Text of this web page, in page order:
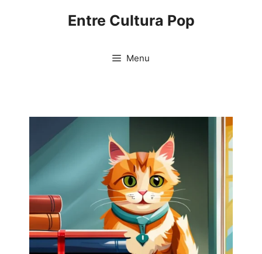
Entre Cultura Pop
Menu